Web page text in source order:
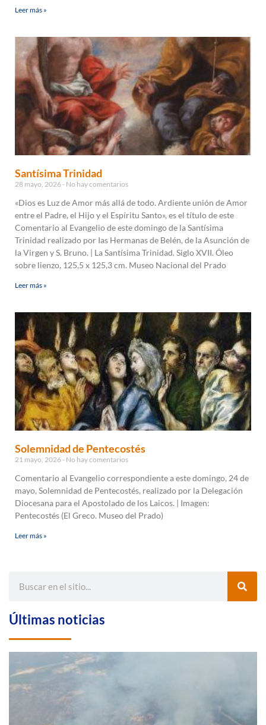
Leer más »
Santísima Trinidad
28 mayo, 2026 No hay comentarios
«Dios es Luz de Amor más allá de todo. Ardiente unión de Amor
entre el Padre, el Hijo y el Espíritu Santo», es el título de este
Comentario al Evangelio de este domingo de la Santísima
Trinidad realizado por Ias Hermanas de Belén, de la Asunción de
la Virgen y S. Bruno. | La Santísima Trinidad. Siglo XVII. Óleo
sobre lienzo, 125,5 x 125,3 cm. Museo Nacional del Prado
Leer más »
Solemnidad de Pentecostés
21 mayo, 2026 No hay comentarios
Comentario al Evangelio correspondiente a este domingo, 24 de
mayo, Solemnidad de Pentecostés, realizado por la Delegación
Diocesana para el Apostolado de los Laicos. | Imagen:
Pentecostés (El Greco. Museo del Prado)
Leer más »
Últimas noticias